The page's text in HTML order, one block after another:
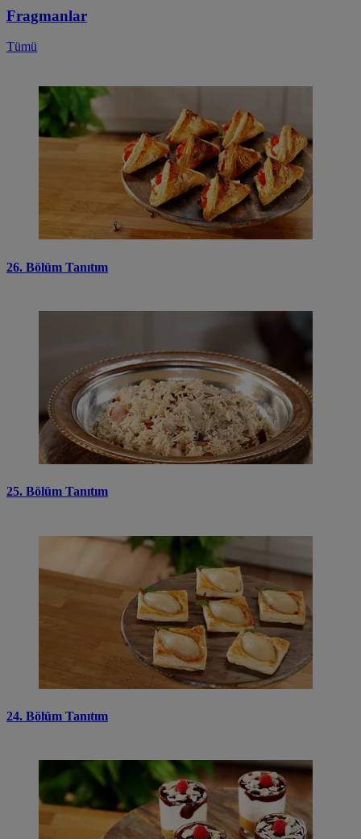
Fragmanlar
Tümü
26. Bölüm Tanıtım
25. Bölüm Tanıtım
24. Bölüm Tanıtım